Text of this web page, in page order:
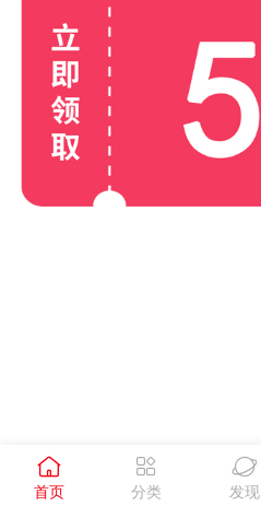

首页

分类

发现